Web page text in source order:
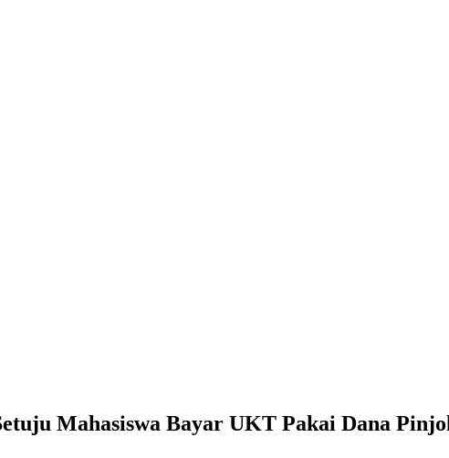
Mahasiswa Bayar UKT Pakai Dana